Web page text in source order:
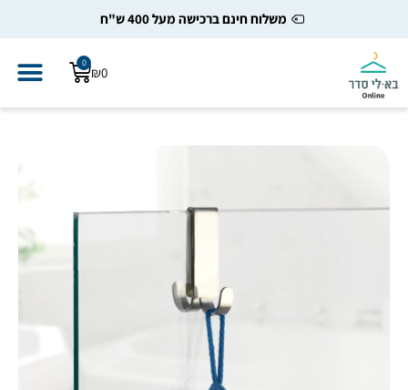
משלוח חינם ברכישה מעל 400 ש"ח
₪
0